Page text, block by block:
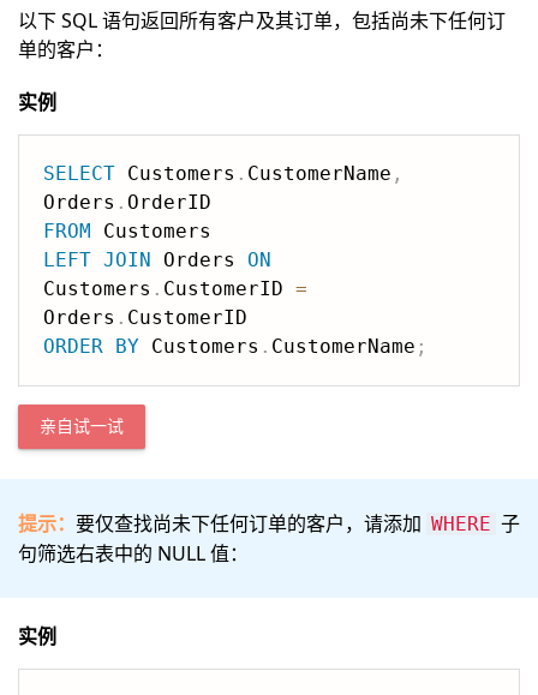
以下 SQL 语句返回所有客户及其订单，包括尚未下任何订
单的客户：
实例
SELECT Customers . CustomerName ,
Orders .
FROM
LEFT JOIN Orders ON
Customers . CustomerID =
Orders .
ORDER BY Customers . CustomerName ;
亲自试一试
提示： 要仅查找尚未下任何订单的客户，请添加 WHERE 子
句筛选右表中的 NULL 值：
实例